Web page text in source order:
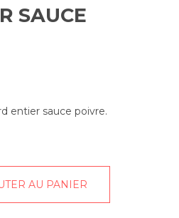
SAUCE
entier sauce poivre.
AU PANIER